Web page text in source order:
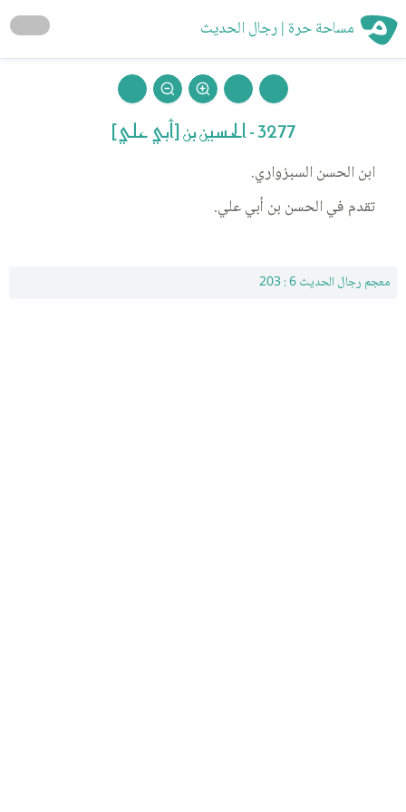
مساحة حرة | رجال الحديث
3277 - الحسين بن [أبي علي]
ابن الحسن السبزواري.
تقدم في الحسن بن أبي علي.
معجم رجال الحديث 6 : 203